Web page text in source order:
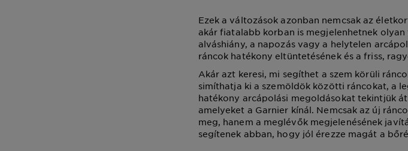
Ezek a változások azonban nemcsak az
akár fiatalabb korban is megjelenhetnek
alváshiány, a napozás vagy a helytelen
ráncok hatékony eltüntetésének és a friss,
Akár azt keresi, mi segíthet a szem körüli
simíthatja ki a szemöldök közötti ráncokat, a
hatékony arcápolási megoldásokat tekintjük
amelyeket a Garnier kínál. Nemcsak az új
meg, hanem a meglévők megjelenésének
segítenek abban, hogy jól érezze magát a